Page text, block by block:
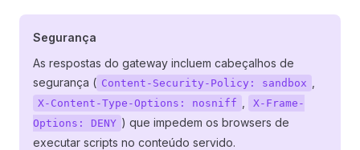
Segurança
As respostas do gateway incluem cabeçalhos de
segurança ( Content-Security-Policy: sandbox
X-Content-Type-Options: nosniff
X-Frame-
Options: DENY ) que impedem os browsers de
executar scripts no conteúdo servido.